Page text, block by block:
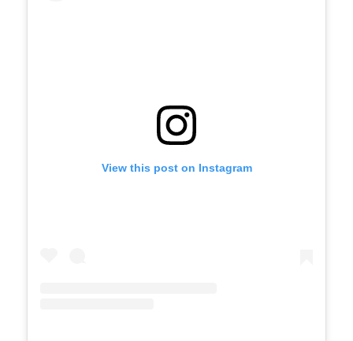
View this post on Instagram